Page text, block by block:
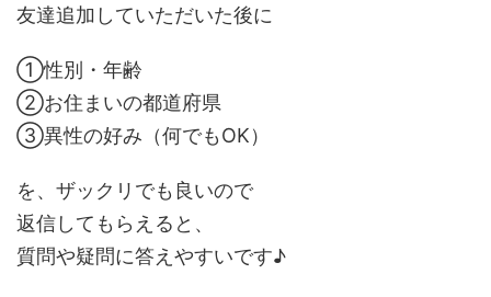
友達追加していただいた後に
①性別・年齢
②お住まいの都道府県
③異性の好み（何でもOK）
を、ザックリでも良いので
返信してもらえると、
質問や疑問に答えやすいです♪